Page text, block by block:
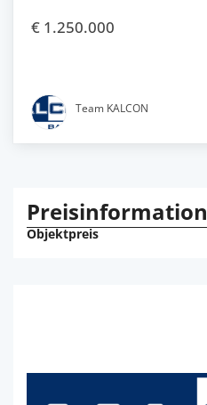
€ 1.250.000
Team KALCON
Preisinformation
Objektpreis